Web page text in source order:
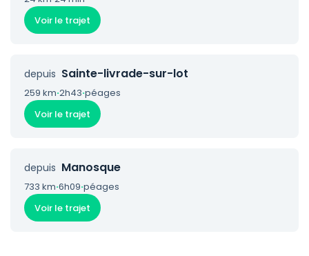
Voir le trajet
depuis Sainte-livrade-sur-lot
259 km·2h43·péages
Voir le trajet
depuis Manosque
733 km·6h09·péages
Voir le trajet